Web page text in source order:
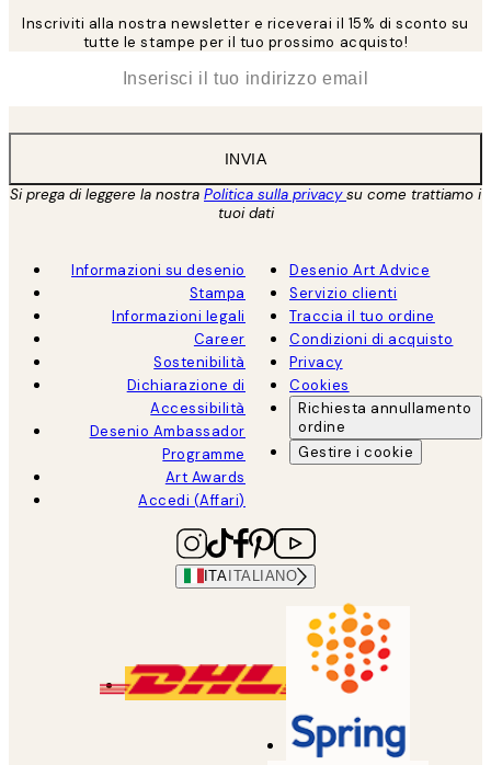
Inscriviti alla nostra newsletter e riceverai il 15% di sconto su
tutte le stampe per il tuo prossimo acquisto!
INVIA
Si prega di leggere la nostra Politica sulla privacysu come trattiamo i
tuoi dati
Informazioni su desenio
Stampa
Informazioni legali
Career
Sostenibilità
Dichiarazione di
Accessibilità
Desenio Ambassador
Programme
Art Awards
Accedi (Affari)
Desenio Art Advice
Servizio clienti
Traccia il tuo ordine
Condizioni di acquisto
Privacy
Cookies
Richiesta annullamento
ordine
Gestire i cookie
ITA ITALIANO